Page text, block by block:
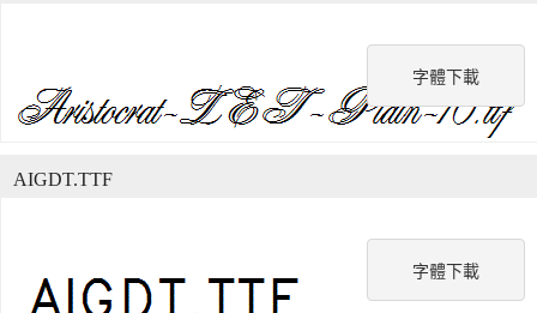
字體下載
字體下載
AIGDT.TTF